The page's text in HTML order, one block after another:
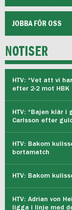
JOBBA FÖR OSS
NOTISER
HTV: “Vet att vi
efter 2-2 mot HBK
HTV: “Bajen klär i
Carlsson efter
HTV: Bakom
bortamatch
HTV: Bakom
HTV: Adrian von
ligga i linje med